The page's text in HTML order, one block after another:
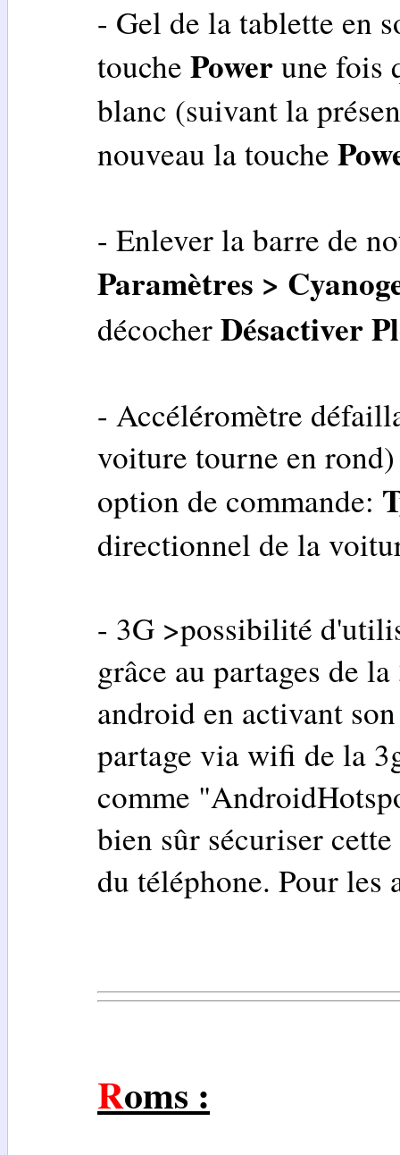
- Gel de la tablette en
touche Powerune fois
blanc (suivant la
nouveau la touche
- Enlever la barre de
Paramètres >
décocherDésactiver
- Accéléromètre
voiture tourne en
option de commande:
directionnel de la
- 3G >possibilité
grâce au partages de
android en activant
partage via wifi de la
comme
bien sûr sécuriser
du téléphone. Pour les
Roms :